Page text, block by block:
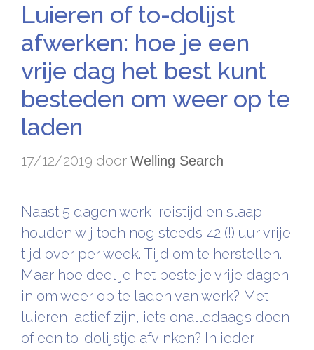
Luieren of to-dolijst
afwerken: hoe je een
vrije dag het best kunt
besteden om weer op te
laden
17/12/2019 door Welling Search
Naast 5 dagen werk, reistijd en slaap
houden wij toch nog steeds 42 (!) uur vrije
tijd over per week. Tijd om te herstellen.
Maar hoe deel je het beste je vrije dagen
in om weer op te laden van werk? Met
luieren, actief zijn, iets onalledaags doen
of een to-dolijstje afvinken? In ieder